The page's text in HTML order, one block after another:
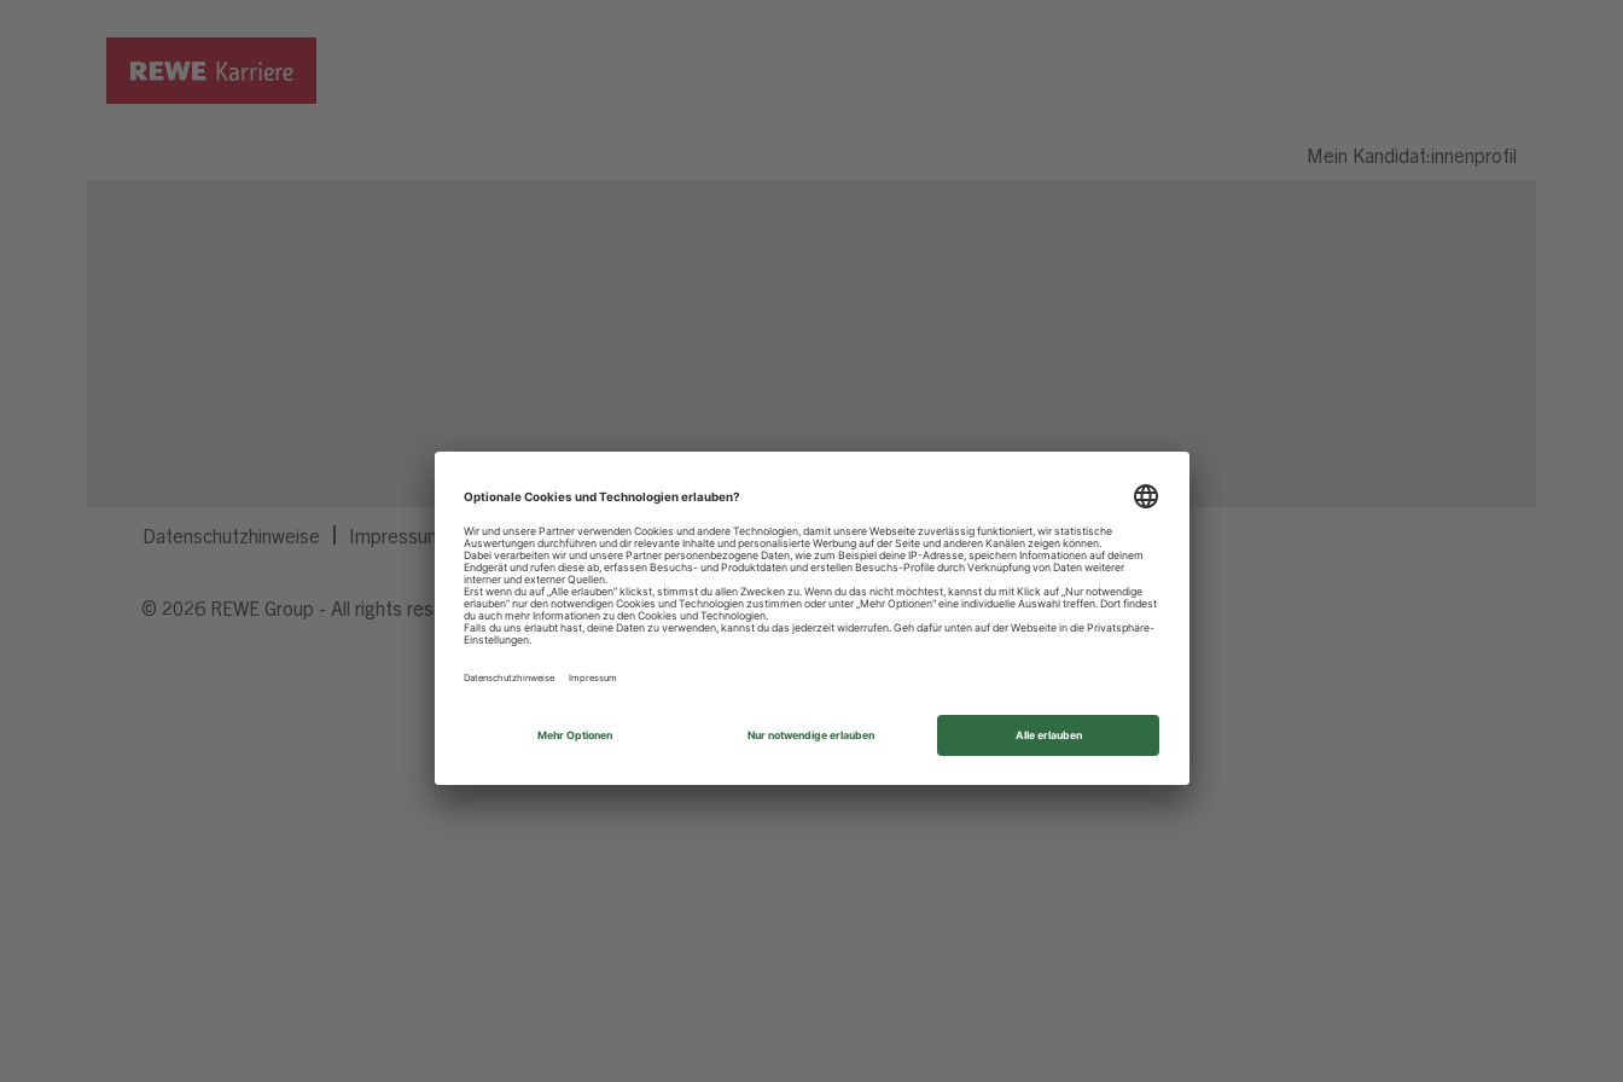
Mein Kandidat:innenprofil
Datenschutzhinweise Impressum Privatsphäre-Einstellungen
© 2026 REWE Group - All rights reserved